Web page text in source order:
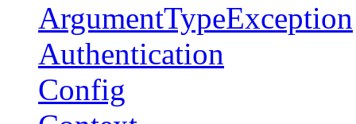
ArgumentTypeException
Authentication
Config